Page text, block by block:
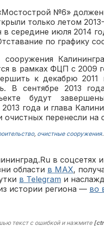
№6» должен
только летом
середине июля 2014
по графику
сооружения
в рамках ФЦП с 2009
к декабрю 2011
В сентябре 2013
будут
2013 года и глава
перенесли на
, очистные сооружения.
в соцсетях
области в MAX,
в Telegram и
истории региона — во
текст с ошибкой и нажмите